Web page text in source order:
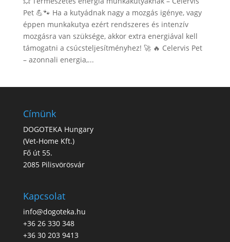
Pet 💪🐾 Ha a kutyádnak nagy a mozgás igénye, vagy
éppen munkakutya ezért rendszeres és intenzív
mozgásra van szüksége, akkor extra energiával kell
támogatni a csúcsteljesítményhez! 🚀 🔥 Celervis Pet
– azonnali energia,...
Címünk
DOGOTEKA Hungary
(Vet-Home Kft.)
Fő út 55.
2085 Pilisvörösvár
Kapcsolat
info@dogoteka.hu
+36 26 330 348
+36 30 203 9413